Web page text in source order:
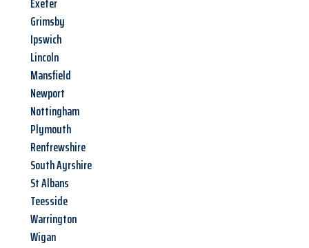
Grimsby
Ipswich
Lincoln
Mansfield
Newport
Nottingham
Plymouth
Renfrewshire
South Ayrshire
St Albans
Teesside
Warrington
Wigan